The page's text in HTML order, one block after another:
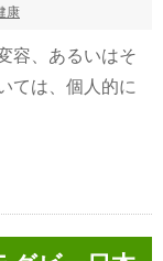
康
容、あるいはそ
ては、個人的に